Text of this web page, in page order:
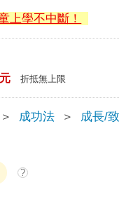
上學不中斷！
折抵無上限
＞ 成功法 ＞ 成長/
?